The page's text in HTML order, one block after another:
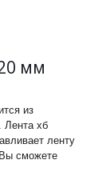
мм
из
Лента хб
ленту
сможете